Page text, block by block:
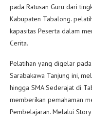
pada Ratusan Guru dari
Kabupaten Tabalong.
kapasitas Peserta dalam
Cerita.
Pelatihan yang digelar
Sarabakawa Tanjung ini,
hingga SMA Sederajat di
memberikan pemahaman
Pembelajaran. Melalui